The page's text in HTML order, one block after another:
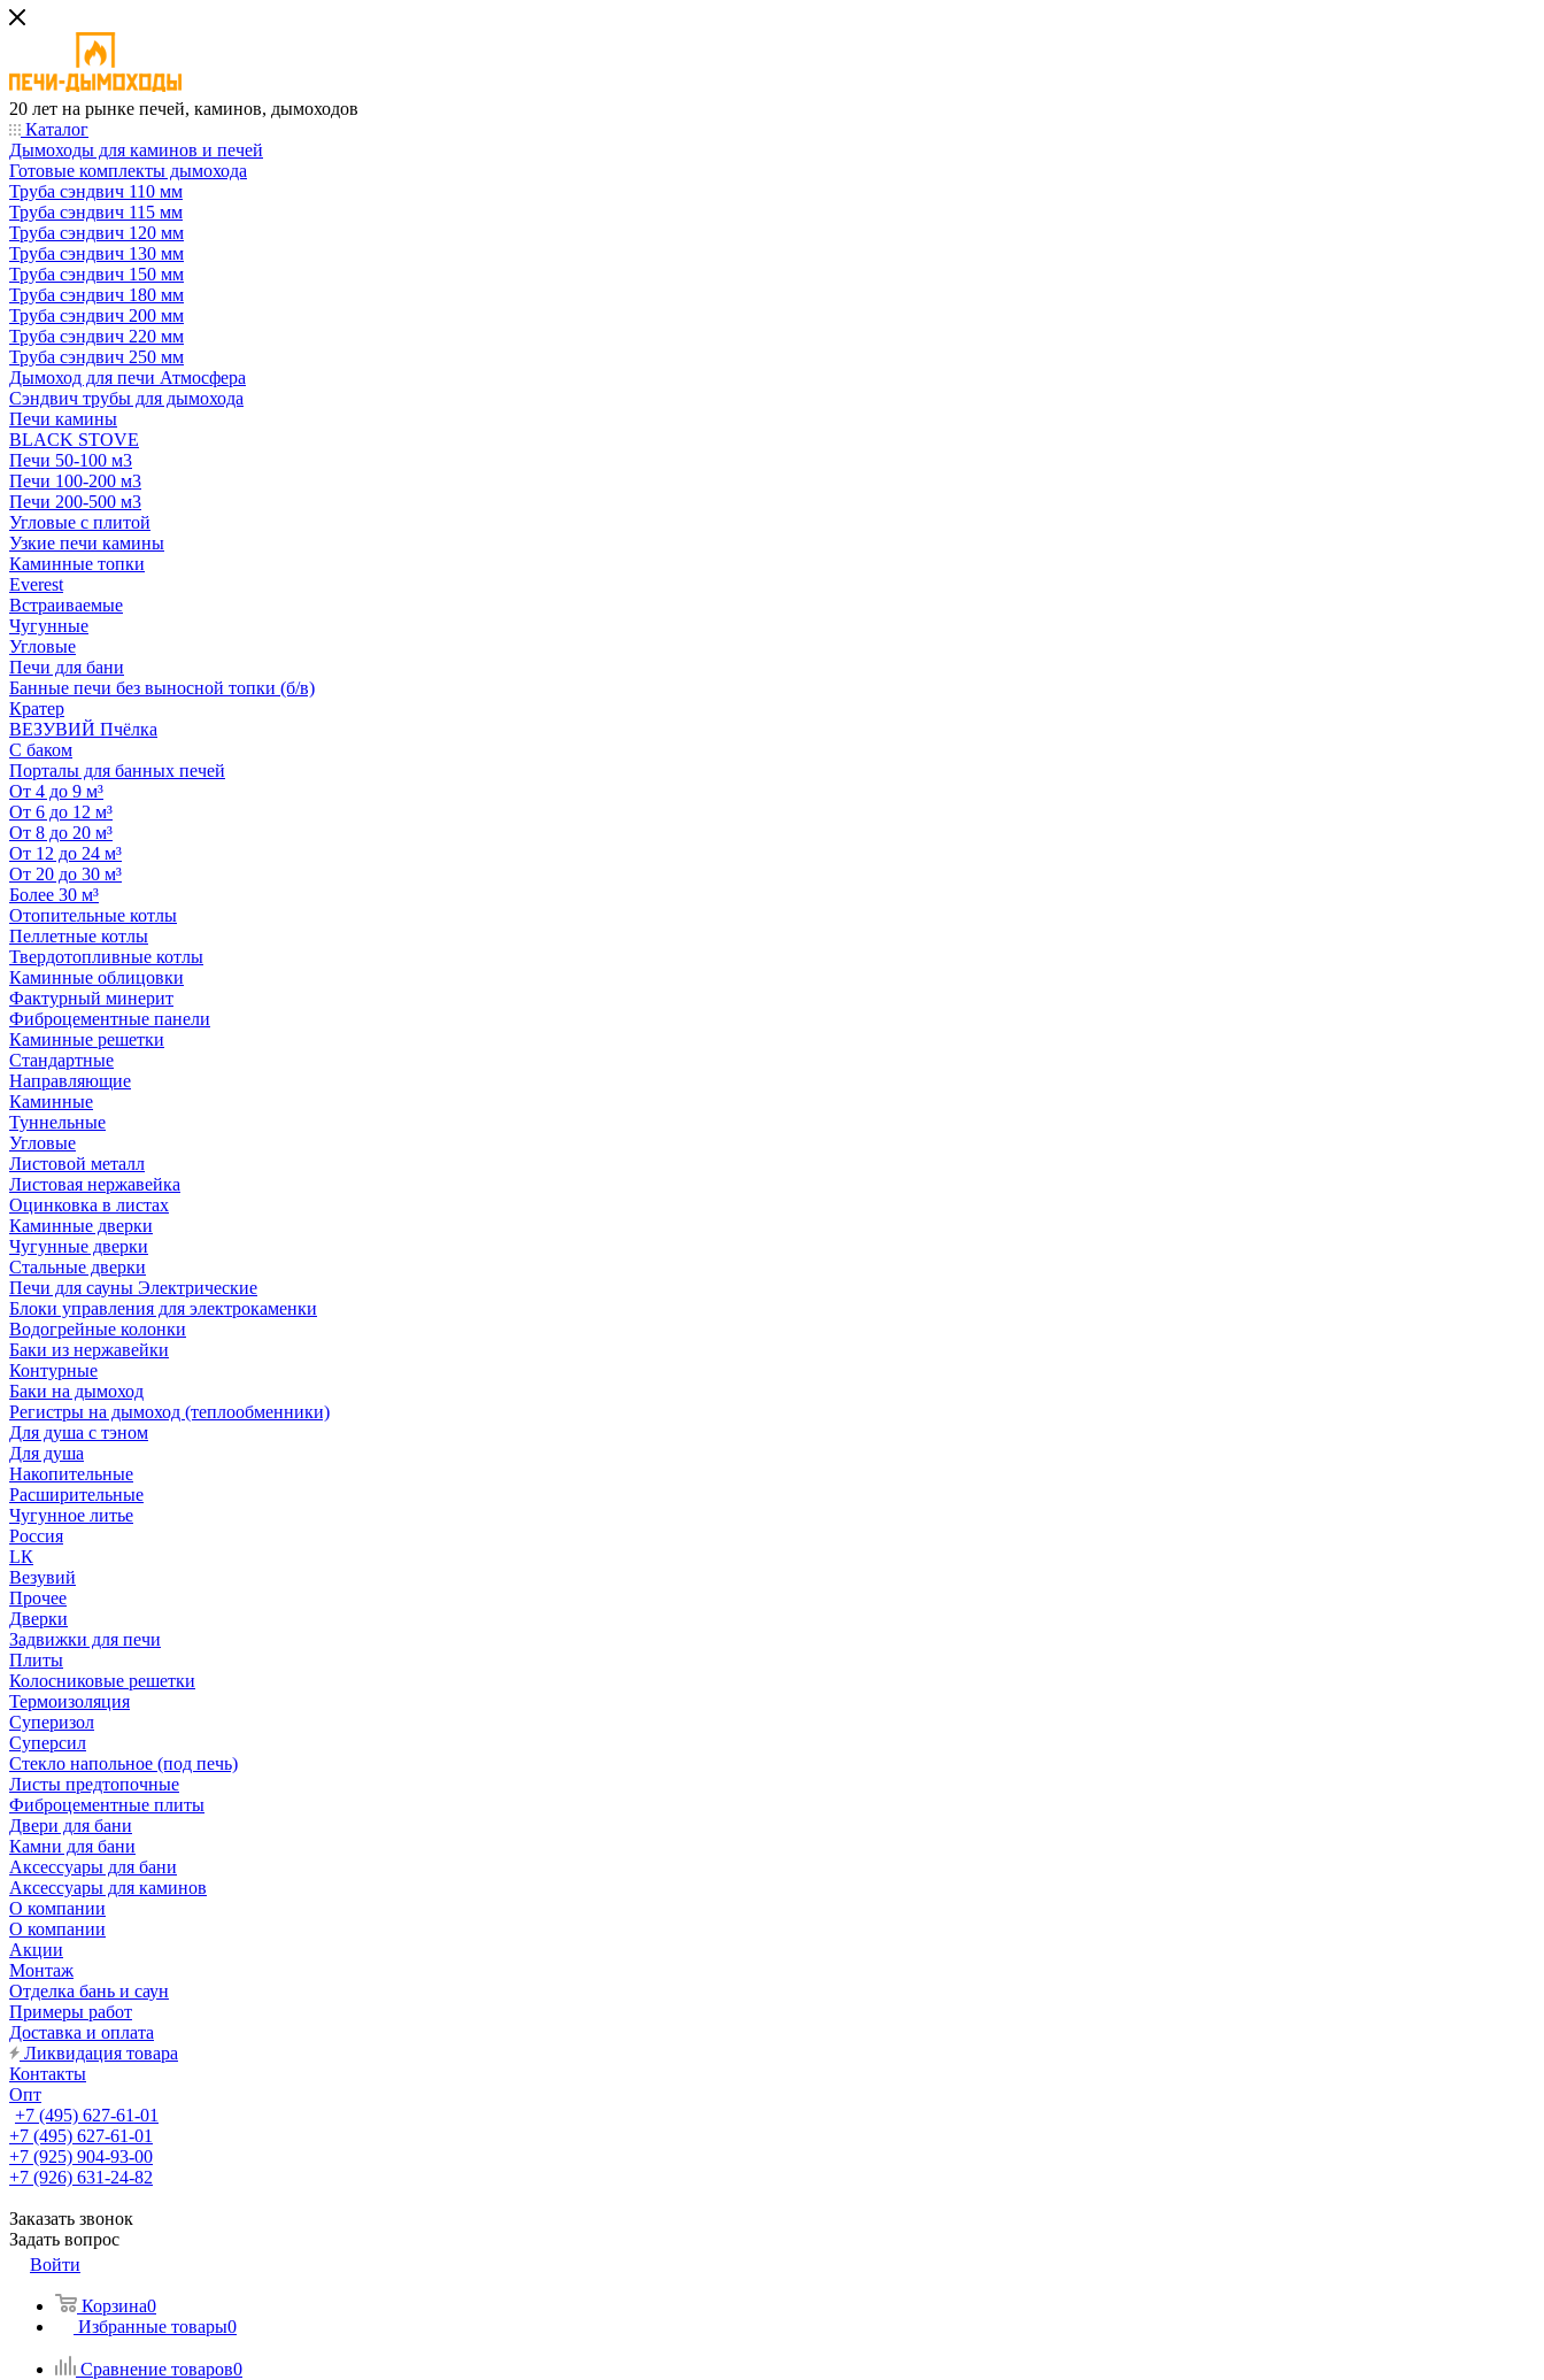
20 лет на рынке печей, каминов, дымоходов
Каталог
Дымоходы для каминов и печей
Готовые комплекты дымохода
Труба сэндвич 110 мм
Труба сэндвич 115 мм
Труба сэндвич 120 мм
Труба сэндвич 130 мм
Труба сэндвич 150 мм
Труба сэндвич 180 мм
Труба сэндвич 200 мм
Труба сэндвич 220 мм
Труба сэндвич 250 мм
Дымоход для печи Атмосфера
Сэндвич трубы для дымохода
Печи камины
BLACK STOVE
Печи 50-100 м3
Печи 100-200 м3
Печи 200-500 м3
Угловые с плитой
Узкие печи камины
Каминные топки
Everest
Встраиваемые
Чугунные
Угловые
Печи для бани
Банные печи без выносной топки (б/в)
Кратер
ВЕЗУВИЙ Пчёлка
С баком
Порталы для банных печей
От 4 до 9 м³
От 6 до 12 м³
От 8 до 20 м³
От 12 до 24 м³
От 20 до 30 м³
Более 30 м³
Отопительные котлы
Пеллетные котлы
Твердотопливные котлы
Каминные облицовки
Фактурный минерит
Фиброцементные панели
Каминные решетки
Стандартные
Направляющие
Каминные
Туннельные
Угловые
Листовой металл
Листовая нержавейка
Оцинковка в листах
Каминные дверки
Чугунные дверки
Стальные дверки
Печи для сауны Электрические
Блоки управления для электрокаменки
Водогрейные колонки
Баки из нержавейки
Контурные
Баки на дымоход
Регистры на дымоход (теплообменники)
Для душа с тэном
Для душа
Накопительные
Расширительные
Чугунное литье
Россия
LК
Везувий
Прочее
Дверки
Задвижки для печи
Плиты
Колосниковые решетки
Термоизоляция
Суперизол
Суперсил
Стекло напольное (под печь)
Листы предтопочные
Фиброцементные плиты
Двери для бани
Камни для бани
Аксессуары для бани
Аксессуары для каминов
О компании
О компании
Акции
Монтаж
Отделка бань и саун
Примеры работ
Доставка и оплата
Ликвидация товара
Контакты
Опт
+7 (495) 627-61-01
+7 (495) 627-61-01
+7 (925) 904-93-00
+7 (926) 631-24-82
Заказать звонок
Задать вопрос
Войти
Корзина0
Избранные товары0
Сравнение товаров0